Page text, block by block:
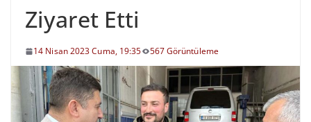
Ziyaret Etti
14 Nisan 2023 Cuma, 19:35 567 Görüntüleme